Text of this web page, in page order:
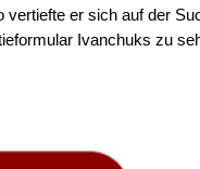
er sich auf der
Ivanchuks zu